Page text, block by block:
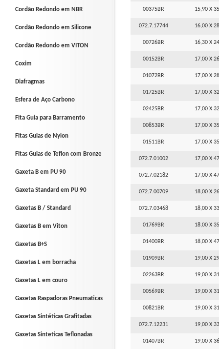
Cordão Redondo em NBR
Cordão Redondo em Silicone
Cordão Redondo em VITON
Coxim
Diafragmas
Esfera de Aço Carbono
Fita Guia para Barramento
Fitas Guias de Nylon
Fitas Guias de Teflon com Bronze
Gaxeta B em PU 90
Gaxeta Standard em PU 90
Gaxetas B / Standard
Gaxetas B em Viton
Gaxetas B+S
Gaxetas L em borracha
Gaxetas L em couro
Gaxetas Raspadoras Pneumaticas
Gaxetas Sintéticas Grafitadas
Gaxetas Sinteticas Teflonadas
00375BR 15,90 X
072.7.17744 16,00 X
00726BR 16,30 X
00152BR 17,00 X
01072BR 17,00 X
01725BR 17,00 X
02425BR 17,00 X
00853BR 17,00 X
01511BR 17,00 X
072.7.01002 17,00 X
072.7.02182 17,00 X
072.7.00709 18,00 X
072.7.03468 18,00 X
01769BR 18,00 X
01400BR 18,00 X
01909BR 19,00 X
02263BR 19,00 X
00569BR 19,00 X
00821BR 19,00 X
072.7.12231 19,00 X
01407BR 19,00 X